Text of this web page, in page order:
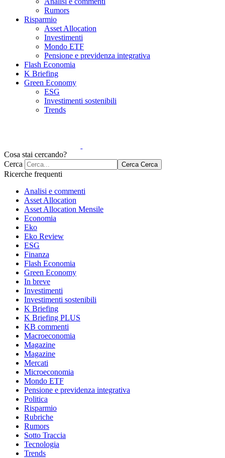
Rumors
Risparmio
Asset Allocation
Investimenti
Mondo ETF
Pensione e previdenza integrativa
Flash Economia
K Briefing
Green Economy
ESG
Investimenti sostenibili
Trends
Cosa stai cercando?
Cerca
Cerca Cerca
Ricerche frequenti
Analisi e commenti
Asset Allocation
Asset Allocation Mensile
Economia
Eko
Eko Review
ESG
Finanza
Flash Economia
Green Economy
In breve
Investimenti
Investimenti sostenibili
K Briefing
K Briefing PLUS
KB commenti
Macroeconomia
Magazine
Magazine
Mercati
Microeconomia
Mondo ETF
Pensione e previdenza integrativa
Politica
Risparmio
Rubriche
Rumors
Sotto Traccia
Tecnologia
Trends